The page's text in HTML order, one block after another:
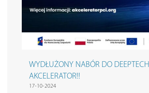
WYDŁUŻONY NABÓR DO DEEPTECH
AKCELERATOR!!
17-10-2024